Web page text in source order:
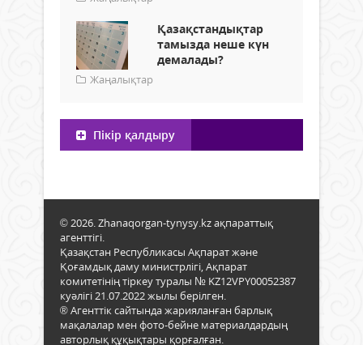
Қазақстандықтар
тамызда неше күн
демалады?
Жаңалықтар
Пікір қалдыру
© 2026. Zhanaqorgan-tynysy.kz ақпараттық
агенттігі.
Қазақстан Республикасы Ақпарат және
Қоғамдық даму министрлігі, Ақпарат
комитетінің тіркеу туралы № KZ12VPY00052387
куәлігі 21.07.2022 жылы берілген.
® Агенттік сайтында жарияланған барлық
мақалалар мен фото-бейне материалдардың
авторлық құқықтары қорғалған.